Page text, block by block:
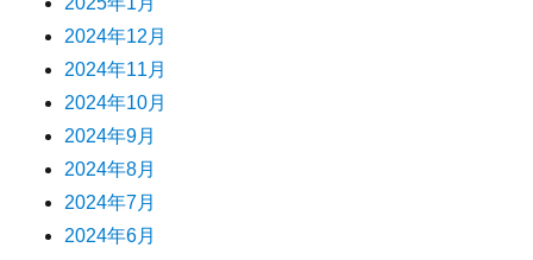
2024年12月
2024年11月
2024年10月
2024年9月
2024年8月
2024年7月
2024年6月